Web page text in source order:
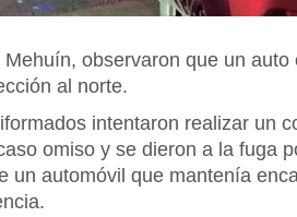
observaron que un
al norte.
intentaron realizar un
omiso y se dieron a la fuga
un automóvil que mantenía